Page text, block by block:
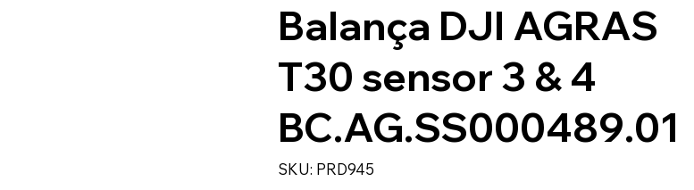
Balança DJI AGRAS
T30 sensor 3 & 4
BC.AG.SS000489.01
SKU: SKU
PRD945
PRD945